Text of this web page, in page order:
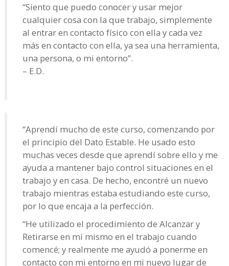
“Siento que puedo conocer y usar mejor
cualquier cosa con la que trabajo, simplemente
al entrar en contacto físico con ella y cada vez
más en contacto con ella, ya sea una herramienta,
una persona, o mi entorno”.
– E.D.
“Aprendí mucho de este curso, comenzando por
el principio del Dato Estable. He usado esto
muchas veces desde que aprendí sobre ello y me
ayuda a mantener bajo control situaciones en el
trabajo y en casa. De hecho, encontré un nuevo
trabajo mientras estaba estudiando este curso,
por lo que encaja a la perfección.
“He utilizado el procedimiento de Alcanzar y
Retirarse en mí mismo en el trabajo cuando
comencé; y realmente me ayudó a ponerme en
contacto con mi entorno en mi nuevo lugar de